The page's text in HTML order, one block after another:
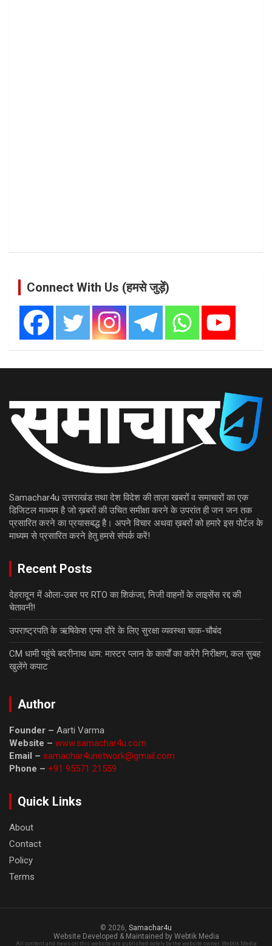
Connect With Us (हमसे जुड़ें)
Samachar4u उत्तराखंड तथा देश विदेश की ताज़ा खबरों व समाचारों का एक
डिजिटल माध्यम है जो ख़बरों की उचित समीक्षा करने के उपरांत ही जन जन तक
प्रसारित करने का प्रयासबद्ध है। अपने विचार अथवा ख़बरों को हमारे इस पोर्टल के
माध्यम से प्रसारित करने हेतु हमसे संपर्क करें!
Recent Posts
देहरादून में ओला-उबर पर RTO का शिकंजा, निजी वाहनों के लाइसेंस रद्द की
चेतावनी!
उपराष्ट्रपति के ऋषिकेश एम्स दौरे के लिए सुरक्षा व्यवस्था चाक-चौबंद
CM धामी पहुंचे बदरीनाथ धाम: मास्टर प्लान के कार्यों का करेंगे निरीक्षण, कल सुबह
खुलेंगे कपाट
Author
Founder – Aarti Varma
Website – www.samachar4u.com
Email – samachar4unetwork@gmail.com
Phone – +91 95571 21559
Quick Links
About
Contact
Policy
Terms
© 2026, Samachar4u
Website Developed & Maintained by Webtik Media
All content and news on this website are published solely by the website owner. Webtik Media